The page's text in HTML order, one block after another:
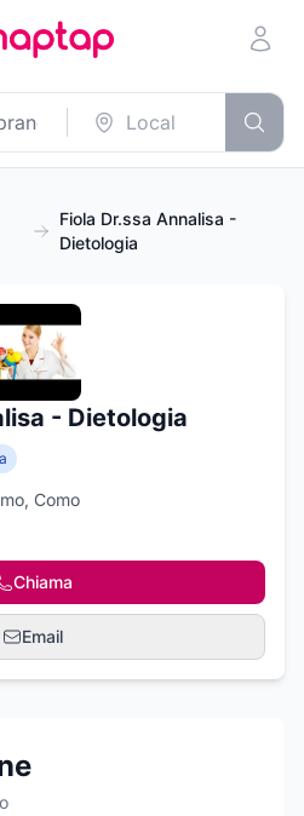
Fiola Dr.ssa Annalisa -
Dietologia
- Dietologia
Como
Chiama
Email